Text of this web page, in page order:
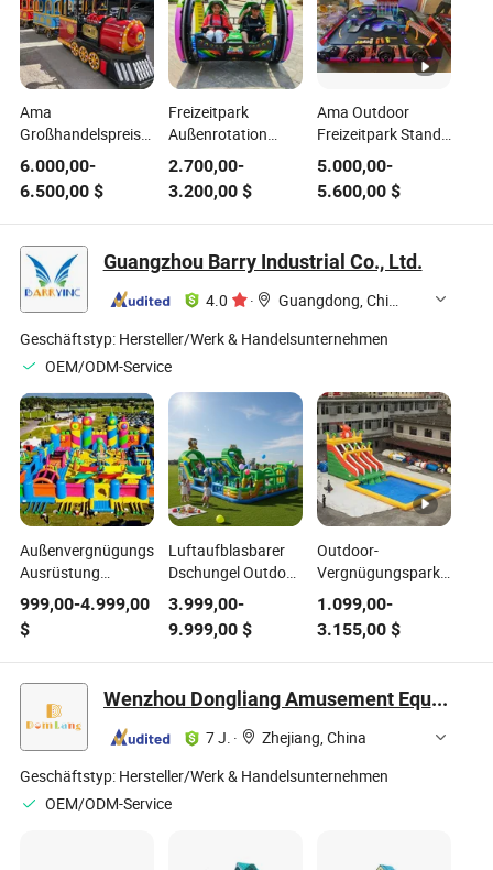
Ama
Großhandelspreis
Freizeitpark Außen
12 Sitze Mini Zug
Kinder spurloser
Zug
6.000,00-
6.500,00 $
Freizeitpark
Außenrotation
Glückliches
Rollauto
Glückliches Doppel
360 Rollauto zu
2.700,00-
3.200,00$
Ama Outdoor
Freizeitpark Stand
Luxus Jahrmarkt
Jahrmarkt
Spielmaschine
5.000,00-
5.600,00$
Guangzhou Barry Industrial Co., Ltd.
4.0 ·
Guangdong, China
Geschäftstyp: Hersteller/Werk & Handelsunternehmen
OEM/ODM-Service
Außenvergnügungspark-
Ausrüstung
aufblasbarer
Spielplatz für
Kinder
999,00-4.999,00
$
Luftaufblasbarer
Dschungel Outdoor
Freizeittrampolin
Hüpfburg Inflatable
Park
3.999,00-
9.999,00$
Outdoor-
Vergnügungspark
Kinder Dinosaurier
Aufblasbare
Rutsche mit Pool
Zum Verkauf
1.099,00-
3.155,00$
Wenzhou Dongliang Amusement Equipment Co., Ltd
7 J. ·
Zhejiang, China
Geschäftstyp: Hersteller/Werk & Handelsunternehmen
OEM/ODM-Service